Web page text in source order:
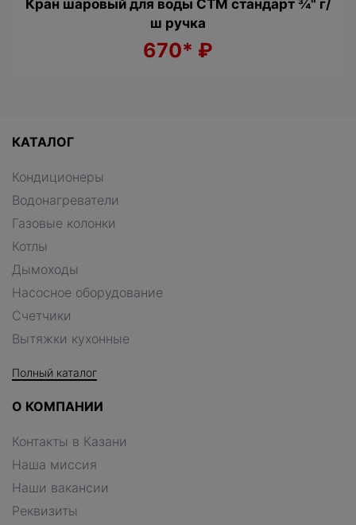
Кран шаровый для воды CTM стандарт ¾" г/
ш ручка
670* ₽
КАТАЛОГ
Кондиционеры
Водонагреватели
Газовые колонки
Котлы
Дымоходы
Насосное оборудование
Счетчики
Вытяжки кухонные
Полный каталог
О КОМПАНИИ
Контакты в Казани
Наша миссия
Наши вакансии
Реквизиты